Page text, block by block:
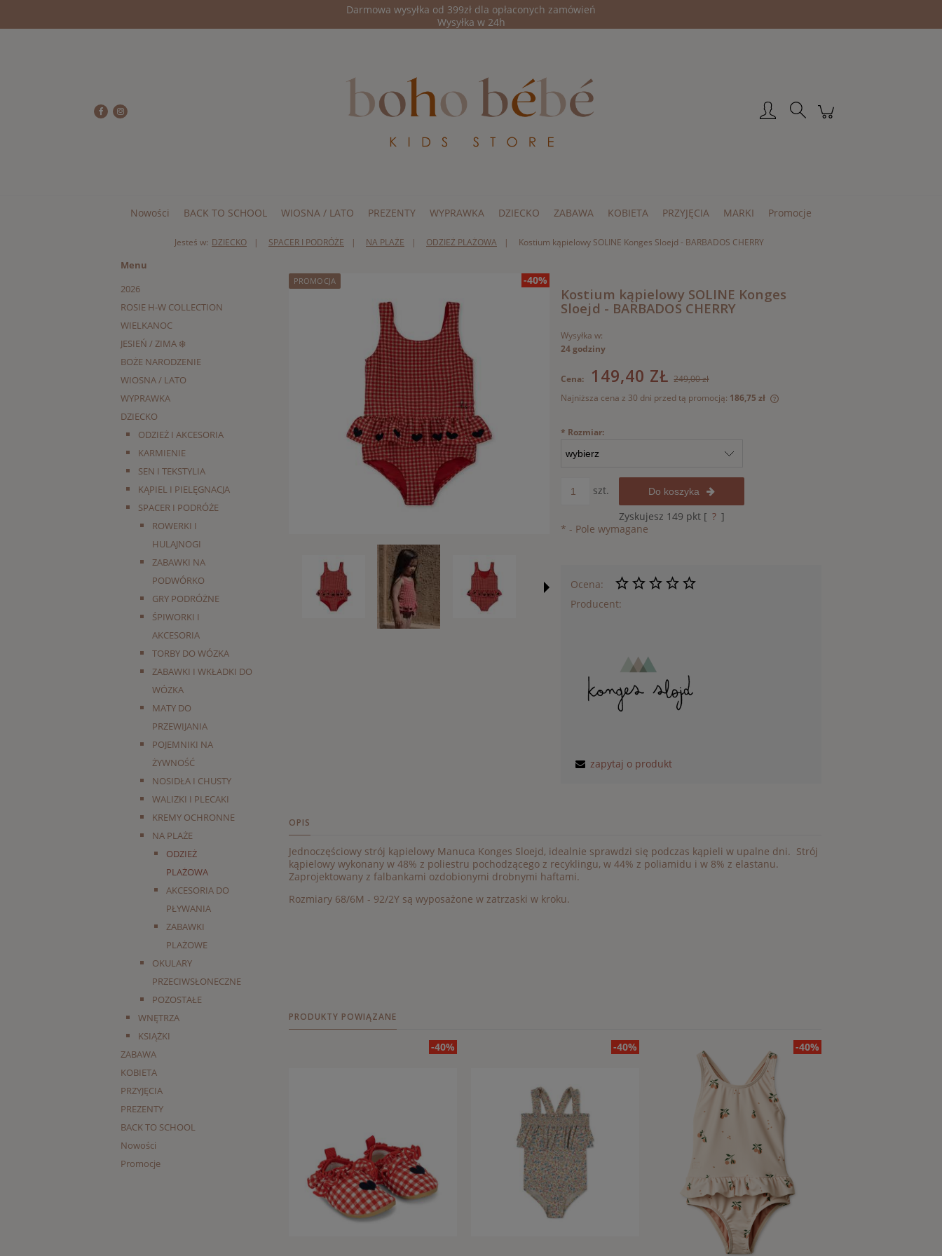
Darmowa wysyłka od 399zł dla opłaconych zamówień
Wysyłka w 24h
Nowości BACK TO SCHOOL WIOSNA / LATO PREZENTY WYPRAWKA DZIECKO ZABAWA KOBIETA PRZYJĘCIA MARKI Promocje
Jesteś w: DZIECKO SPACER I PODRÓŻE NA PLAŻE ODZIEŻ PLAŻOWA Kostium kąpielowy SOLINE Konges Sloejd - BARBADOS CHERRY
Menu
2026
ROSIE H-W COLLECTION
WIELKANOC
JESIEŃ / ZIMA ❄️
BOŻE NARODZENIE
WIOSNA / LATO
WYPRAWKA
DZIECKO
ODZIEŻ I AKCESORIA
KARMIENIE
SEN I TEKSTYLIA
KĄPIEL I PIELĘGNACJA
SPACER I PODRÓŻE
ROWERKI I
HULAJNOGI
ZABAWKI NA
PODWÓRKO
GRY PODRÓŻNE
ŚPIWORKI I
AKCESORIA
TORBY DO WÓZKA
ZABAWKI I WKŁADKI DO
WÓZKA
MATY DO
PRZEWIJANIA
POJEMNIKI NA
ŻYWNOŚĆ
NOSIDŁA I CHUSTY
WALIZKI I PLECAKI
KREMY OCHRONNE
NA PLAŻE
ODZIEŻ
PLAŻOWA
AKCESORIA DO
PŁYWANIA
ZABAWKI
PLAŻOWE
OKULARY
PRZECIWSŁONECZNE
POZOSTAŁE
WNĘTRZA
KSIĄŻKI
ZABAWA
KOBIETA
PRZYJĘCIA
PREZENTY
BACK TO SCHOOL
Nowości
Promocje
PROMOCJA -40%
Kostium kąpielowy SOLINE Konges
Sloejd - BARBADOS CHERRY
Wysyłka w:
24 godziny
Cena: 149,40 ZŁ 249,00 zł
Najniższa cena z 30 dni przed tą promocją: 186,75 zł
Jeżeli produkt jest sprzedawany krócej niż
momentu, kiedy produkt pojawił się w
* Rozmiar:
szt. Do koszyka
Zyskujesz 149 pkt [ ? ]
* - Pole wymagane
Ocena:
Producent:
zapytaj o produkt
OPIS
Jednoczęściowy strój kąpielowy Manuca Konges Sloejd, idealnie sprawdzi się podczas kąpieli w upalne dni. Strój
kąpielowy wykonany w 48% z poliestru pochodzącego z recyklingu, w 44% z poliamidu i w 8% z elastanu.
Zaprojektowany z falbankami ozdobionymi drobnymi haftami.
Rozmiary 68/6M - 92/2Y są wyposażone w zatrzaski w kroku.
PRODUKTY POWIĄZANE
-40% -40% -40%